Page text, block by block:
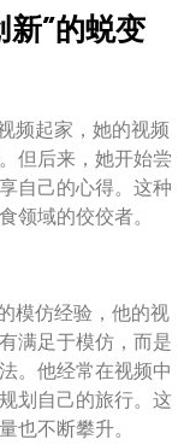
新”的蜕变
频起家，她的视频
但后来，她开始尝
自己的心得。这种
领域的佼佼者。
模仿经验，他的视
满足于模仿，而是
。他经常在视频中
划自己的旅行。这
也不断攀升。